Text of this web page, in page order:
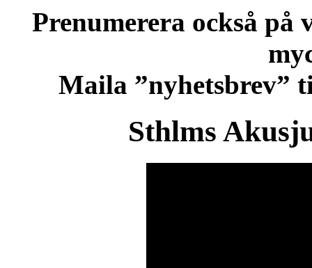
Prenumerera också på
Maila ”nyhetsbrev”
Sthlms